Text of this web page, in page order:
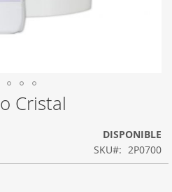
Cristal
DISPONIBLE
SKU
2P0700